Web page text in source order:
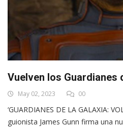
Vuelven los Guardianes
May 02, 2023 00
‘GUARDIANES DE LA GALAXIA:
guionista James Gunn firma una